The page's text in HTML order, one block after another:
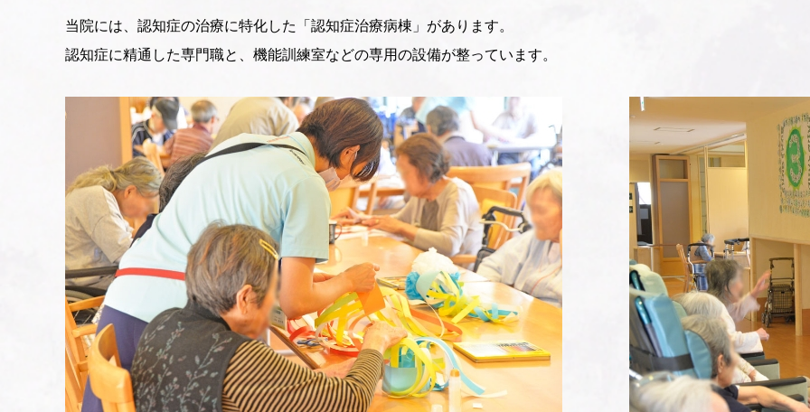
当院には、認知症の治療に特化した「認知症治療病棟」があります。
認知症に精通した専門職と、機能訓練室などの専用の設備が整っています。